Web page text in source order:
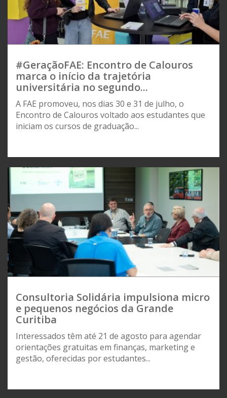
#GeraçãoFAE: Encontro de Calouros
marca o início da trajetória
universitária no segundo...
A FAE promoveu, nos dias 30 e 31 de julho, o
Encontro de Calouros voltado aos estudantes que
iniciam os cursos de graduação...
Consultoria Solidária impulsiona micro
e pequenos negócios da Grande
Curitiba
Interessados têm até 21 de agosto para agendar
orientações gratuitas em finanças, marketing e
gestão, oferecidas por estudantes...